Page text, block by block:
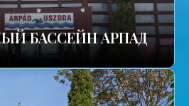
БАССЕЙН АРПАД